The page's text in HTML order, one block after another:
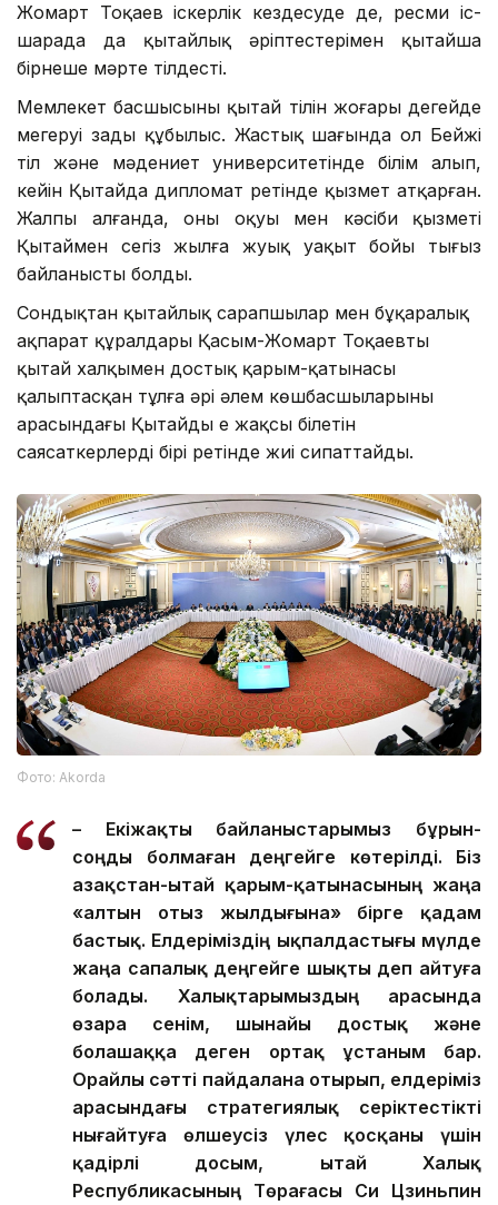
Жомарт Тоқаев іскерлік кездесуде де, ресми іс-
шарада да қытайлық әріптестерімен қытайша
бірнеше мәрте тілдесті.
Мемлекет басшысының қытай тілін жоғары деңгейде
меңгеруі заңды құбылыс. Жастық шағында ол Бейжің
тіл және мәдениет университетінде білім алып,
кейін Қытайда дипломат ретінде қызмет атқарған.
Жалпы алғанда, оның оқуы мен кәсіби қызметі
Қытаймен сегіз жылға жуық уақыт бойы тығыз
байланысты болды.
Сондықтан қытайлық сарапшылар мен бұқаралық
ақпарат құралдары Қасым-Жомарт Тоқаевты
қытай халқымен достық қарым-қатынасы
қалыптасқан тұлға әрі әлем көшбасшыларының
арасындағы Қытайды ең жақсы білетін
саясаткерлердің бірі ретінде жиі сипаттайды.
Фото: Аkorda
– Екіжақты байланыстарымыз бұрын-
соңды болмаған деңгейге көтерілді. Біз
Қазақстан-Қытай қарым-қатынасының жаңа
«алтын отыз жылдығына» бірге қадам
бастық. Елдеріміздің ықпалдастығы мүлде
жаңа сапалық деңгейге шықты деп айтуға
болады. Халықтарымыздың арасында
өзара сенім, шынайы достық және
болашаққа деген ортақ ұстаным бар.
Орайлы сәтті пайдалана отырып, елдеріміз
арасындағы стратегиялық серіктестікті
нығайтуға өлшеусіз үлес қосқаны үшін
қадірлі досым, Қытай Халық
Республикасының Төрағасы Си Цзиньпин